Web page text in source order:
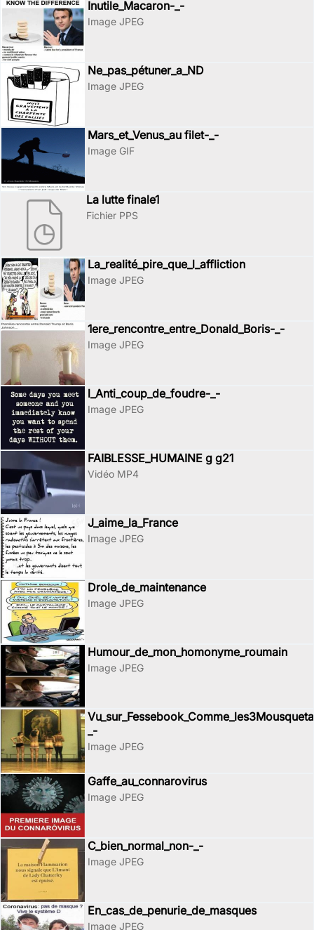
Inutile_Macaron-_-
Image JPEG
Ne_pas_pétuner_a_ND
Image JPEG
Mars_et_Venus_au filet-_-
Image GIF
La lutte finale1
Fichier PPS
La_realité_pire_que_l_affliction
Image JPEG
1ere_rencontre_entre_Donald_Boris-_-
Image JPEG
l_Anti_coup_de_foudre-_-
Image JPEG
FAIBLESSE_HUMAINE g g21
Vidéo MP4
J_aime_la_France
Image JPEG
Drole_de_maintenance
Image JPEG
Humour_de_mon_homonyme_roumain
Image JPEG
_-
Image JPEG
Gaffe_au_connarovirus
Image JPEG
C_bien_normal_non-_-
Image JPEG
En_cas_de_penurie_de_masques
Image JPEG